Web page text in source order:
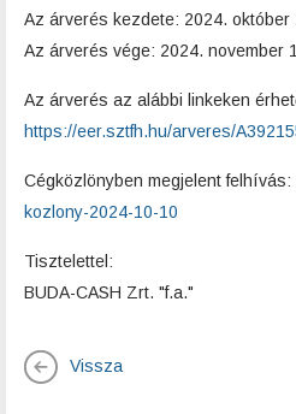
Az árverés kezdete: 2024. október
Az árverés vége: 2024. november
Az árverés az alábbi linkeken
https://eer.sztfh.hu/arveres/
Cégközlönyben megjelent felhívás:
kozlony-2024-10-10
Tisztelettel:
BUDA-CASH Zrt. "f.a."
Vissza